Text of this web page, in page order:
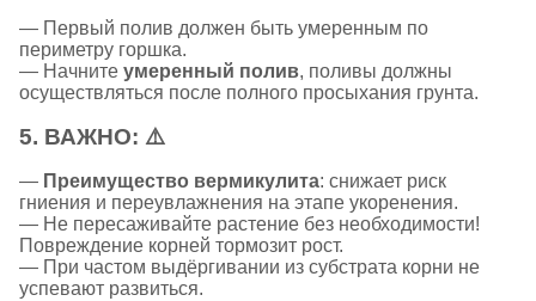
— Первый полив должен быть умеренным по
периметру горшка.
— Начните умеренный полив, поливы должны
осуществляться после полного просыхания грунта.
5. ВАЖНО: ⚠️
— Преимущество вермикулита: снижает риск
гниения и переувлажнения на этапе укоренения.
— Не пересаживайте растение без необходимости!
Повреждение корней тормозит рост.
— При частом выдёргивании из субстрата корни не
успевают развиться.